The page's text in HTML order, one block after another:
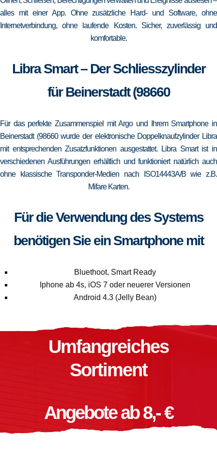
alles mit einer App. Ohne zusätzliche Hard- und Software, ohne
Internetverbindung, ohne laufende Kosten. Sicher, zuverlässig und
komfortable.
Libra Smart – Der Schliesszylinder
für Beinerstadt (98660
Für das perfekte Zusammenspiel mit Argo und Ihrem Smartphone in
Beinerstadt (98660 wurde der elektronische Doppelknaufzylinder Libra
mit entsprechenden Zusatzfunktionen ausgestattet. Libra Smart ist in
verschiedenen Ausführungen erhältlich und funktioniert natürlich auch
ohne klassische Transponder-Medien nach ISO14443A/B wie z.B.
Mifare Karten.
Für die Verwendung des Systems
benötigen Sie ein Smartphone mit
Bluethoot, Smart Ready
Iphone ab 4s, iOS 7 oder neuerer Versionen
Android 4.3 (Jelly Bean)
Umfangreiches
Sortiment
Angebote ab 8,- €